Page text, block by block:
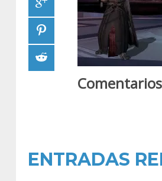
Comentarios
ENTRADAS